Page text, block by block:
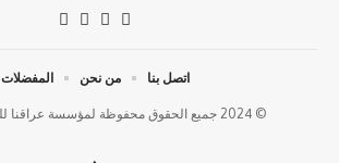
© 2024 جميع الحقوق محفوظة لمؤسسة عراقنا للثقافة والإعلام.
اتصل بنا من نحن المفضلات